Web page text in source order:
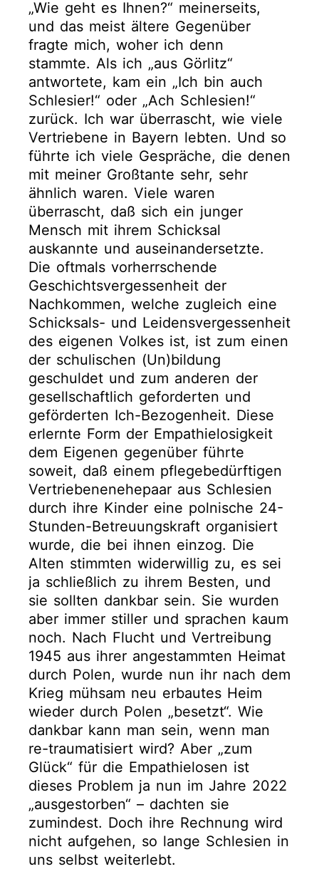
„Wie geht es Ihnen?“ meinerseits,
und das meist ältere Gegenüber
fragte mich, woher ich denn
stammte. Als ich „aus Görlitz“
antwortete, kam ein „Ich bin auch
Schlesier!“ oder „Ach Schlesien!“
zurück. Ich war überrascht, wie viele
Vertriebene in Bayern lebten. Und so
führte ich viele Gespräche, die denen
mit meiner Großtante sehr, sehr
ähnlich waren. Viele waren
überrascht, daß sich ein junger
Mensch mit ihrem Schicksal
auskannte und auseinandersetzte.
Die oftmals vorherrschende
Geschichtsvergessenheit der
Nachkommen, welche zugleich eine
Schicksals- und Leidensvergessenheit
des eigenen Volkes ist, ist zum einen
der schulischen (Un)bildung
geschuldet und zum anderen der
gesellschaftlich geforderten und
geförderten Ich-Bezogenheit. Diese
erlernte Form der Empathielosigkeit
dem Eigenen gegenüber führte
soweit, daß einem pflegebedürftigen
Vertriebenenehepaar aus Schlesien
durch ihre Kinder eine polnische 24-
Stunden-Betreuungskraft organisiert
wurde, die bei ihnen einzog. Die
Alten stimmten widerwillig zu, es sei
ja schließlich zu ihrem Besten, und
sie sollten dankbar sein. Sie wurden
aber immer stiller und sprachen kaum
noch. Nach Flucht und Vertreibung
1945 aus ihrer angestammten Heimat
durch Polen, wurde nun ihr nach dem
Krieg mühsam neu erbautes Heim
wieder durch Polen „besetzt“. Wie
dankbar kann man sein, wenn man
re-traumatisiert wird? Aber „zum
Glück“ für die Empathielosen ist
dieses Problem ja nun im Jahre 2022
„ausgestorben“ – dachten sie
zumindest. Doch ihre Rechnung wird
nicht aufgehen, so lange Schlesien in
uns selbst weiterlebt.